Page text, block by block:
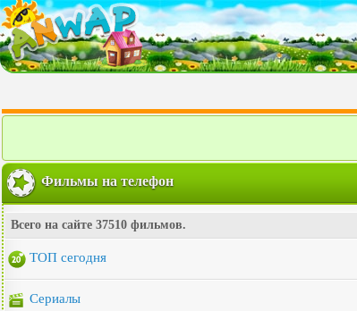
Фильмы на телефон
Всего на сайте 37510 фильмов.
ТОП сегодня
Сериалы